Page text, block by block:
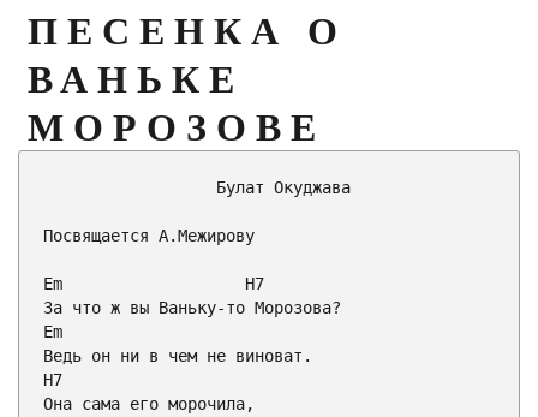
ПЕСЕНКА О
ВАНЬКЕ
МОРОЗОВЕ
Посвящается А.Межирову
Em
H7
Em
H7